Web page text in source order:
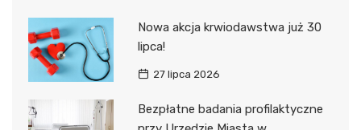
Nowa akcja krwiodawstwa już 30
lipca!
27 lipca 2026
Bezpłatne badania profilaktyczne